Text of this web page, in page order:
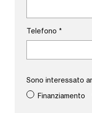
Telefono *
Sono interessato
Finanziamento